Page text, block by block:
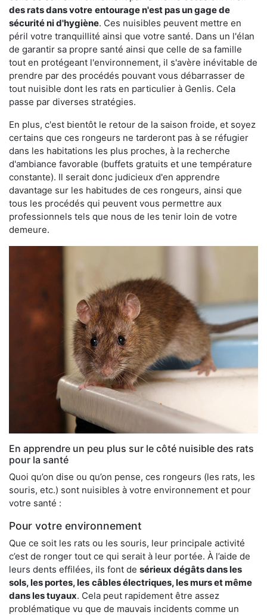
des rats dans votre entourage n'est pas un gage de
sécurité ni d'hygiène. Ces nuisibles peuvent mettre en
péril votre tranquillité ainsi que votre santé. Dans un l'élan
de garantir sa propre santé ainsi que celle de sa famille
tout en protégeant l'environnement, il s'avère inévitable de
prendre par des procédés pouvant vous débarrasser de
tout nuisible dont les rats en particulier à Genlis. Cela
passe par diverses stratégies.
En plus, c'est bientôt le retour de la saison froide, et soyez
certains que ces rongeurs ne tarderont pas à se réfugier
dans les habitations les plus proches, à la recherche
d'ambiance favorable (buffets gratuits et une température
constante). Il serait donc judicieux d'en apprendre
davantage sur les habitudes de ces rongeurs, ainsi que
tous les procédés qui peuvent vous permettre aux
professionnels tels que nous de les tenir loin de votre
demeure.
En apprendre un peu plus sur le côté nuisible des rats
pour la santé
Quoi qu’on dise ou qu’on pense, ces rongeurs (les rats, les
souris, etc.) sont nuisibles à votre environnement et pour
votre santé :
Pour votre environnement
Que ce soit les rats ou les souris, leur principale activité
c’est de ronger tout ce qui serait à leur portée. À l’aide de
leurs dents effilées, ils font de sérieux dégâts dans les
sols, les portes, les câbles électriques, les murs et même
dans les tuyaux. Cela peut rapidement être assez
problématique vu que de mauvais incidents comme un